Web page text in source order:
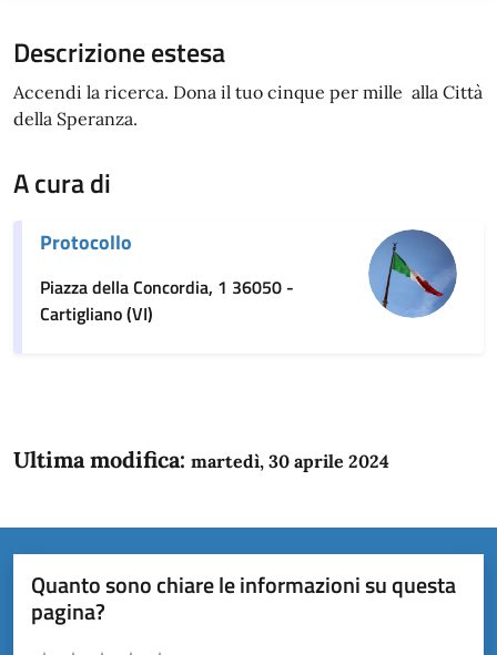
Descrizione estesa
Accendi la ricerca. Dona il tuo cinque per mille alla Città
della Speranza.
A cura di
Protocollo
Piazza della Concordia, 1 36050 -
Cartigliano (VI)
Ultima modifica: martedì, 30 aprile 2024
Quanto sono chiare le informazioni su questa
pagina?